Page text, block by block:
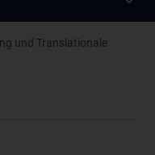
und Translationale